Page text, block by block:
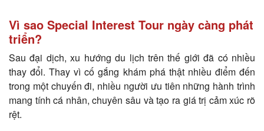
Vì sao Special Interest Tour ngày càng phát
triển?
Sau đại dịch, xu hướng du lịch trên thế giới đã có nhiều
thay đổi. Thay vì cố gắng khám phá thật nhiều điểm đến
trong một chuyến đi, nhiều người ưu tiên những hành trình
mang tính cá nhân, chuyên sâu và tạo ra giá trị cảm xúc rõ
rệt.